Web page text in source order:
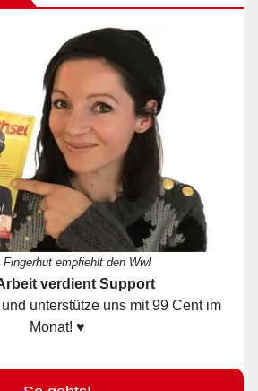
Fingerhut empfiehlt den Ww!
verdient Support
unterstütze uns mit 99 Cent im
Monat! ♥